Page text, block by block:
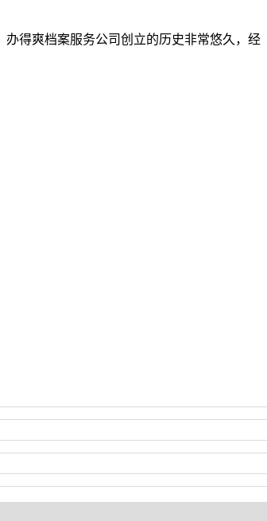
得爽档案服务公司创立的历史非常悠久，经